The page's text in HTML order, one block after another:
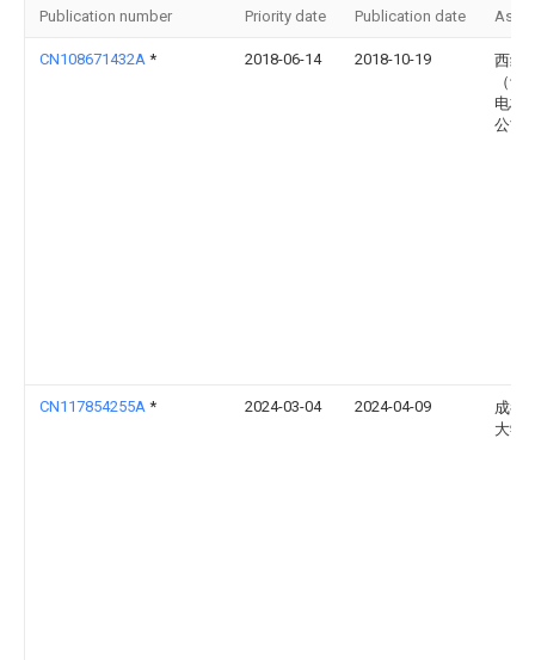
Publication number Priority date Publication date
CN108671432A * 2018-06-14 2018-10-19
西继
（许
电梯
公司
CN117854255A * 2024-03-04 2024-04-09
成都
大学